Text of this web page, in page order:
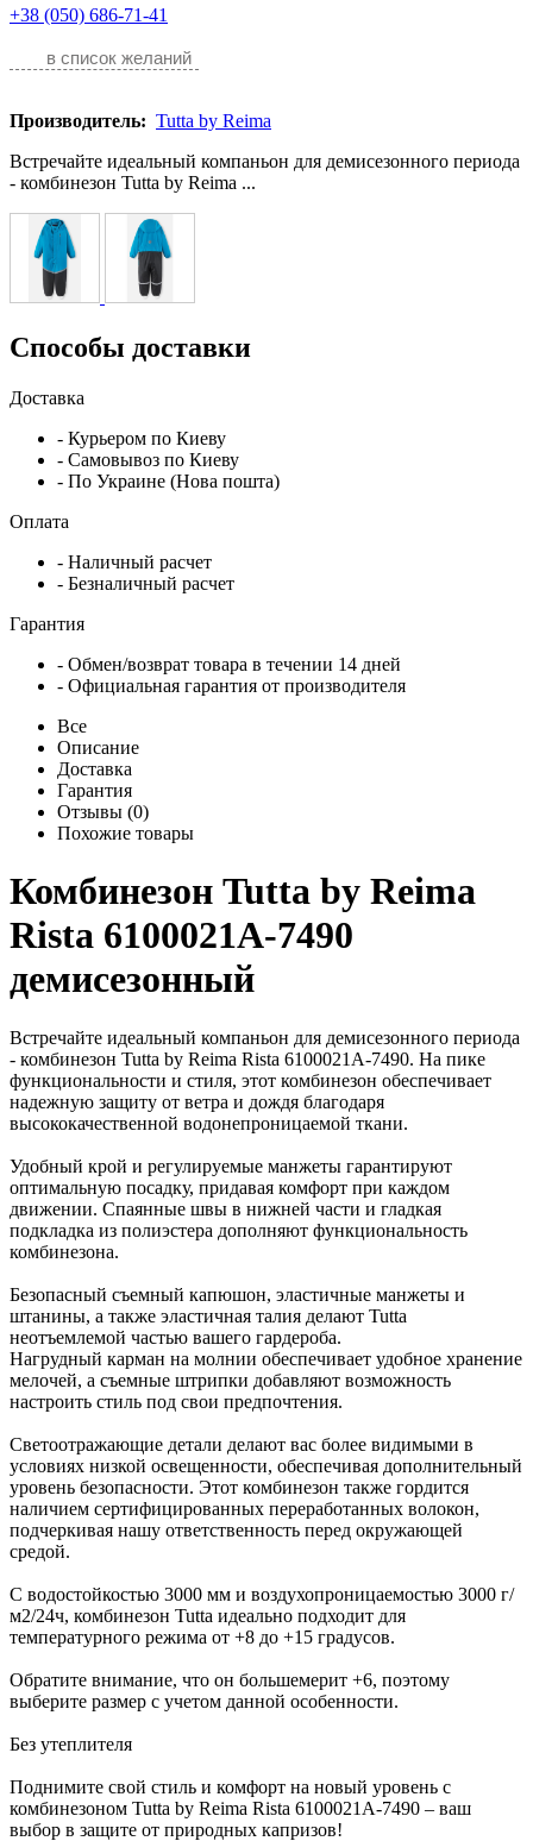
+38 (050) 686-71-41
в список желаний
Производитель: Tutta by Reima
Встречайте идеальный компаньон для демисезонного периода
- комбинезон Tutta by Reima ...
Способы доставки
Доставка
- Курьером по Киеву
- Самовывоз по Киеву
- По Украине (Нова пошта)
Оплата
- Наличный расчет
- Безналичный расчет
Гарантия
- Обмен/возврат товара в течении 14 дней
- Официальная гарантия от производителя
Все
Описание
Доставка
Гарантия
Отзывы (0)
Похожие товары
Комбинезон Tutta by Reima
Rista 6100021A-7490
демисезонный
Встречайте идеальный компаньон для демисезонного периода
- комбинезон Tutta by Reima Rista 6100021A-7490. На пике
функциональности и стиля, этот комбинезон обеспечивает
надежную защиту от ветра и дождя благодаря
высококачественной водонепроницаемой ткани.
Удобный крой и регулируемые манжеты гарантируют
оптимальную посадку, придавая комфорт при каждом
движении. Спаянные швы в нижней части и гладкая
подкладка из полиэстера дополняют функциональность
комбинезона.
Безопасный съемный капюшон, эластичные манжеты и
штанины, а также эластичная талия делают Tutta
неотъемлемой частью вашего гардероба.
Нагрудный карман на молнии обеспечивает удобное хранение
мелочей, а съемные штрипки добавляют возможность
настроить стиль под свои предпочтения.
Светоотражающие детали делают вас более видимыми в
условиях низкой освещенности, обеспечивая дополнительный
уровень безопасности. Этот комбинезон также гордится
наличием сертифицированных переработанных волокон,
подчеркивая нашу ответственность перед окружающей
средой.
С водостойкостью 3000 мм и воздухопроницаемостью 3000 г/
м2/24ч, комбинезон Tutta идеально подходит для
температурного режима от +8 до +15 градусов.
Обратите внимание, что он большемерит +6, поэтому
выберите размер с учетом данной особенности.
Без утеплителя
Поднимите свой стиль и комфорт на новый уровень с
комбинезоном Tutta by Reima Rista 6100021A-7490 – ваш
выбор в защите от природных капризов!